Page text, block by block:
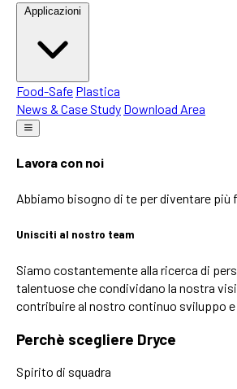
Applicazioni
Food-Safe Plastica
News & Case Study Download Area
Lavora con noi
Abbiamo bisogno di te per diventare più
Unisciti al nostro team
Siamo costantemente alla ricerca di
talentuose che condividano la nostra
contribuire al nostro continuo sviluppo
Perchè scegliere Dryce
Spirito di squadra